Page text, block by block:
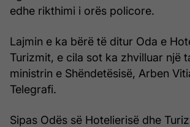
edhe rikthimi i orës policore.
Lajmin e ka bërë të ditur Oda e
Turizmit, e cila sot ka zhvilluar një
ministrin e Shëndetësisë, Arben
Telegrafi.
Sipas Odës së Hotelierisë dhe